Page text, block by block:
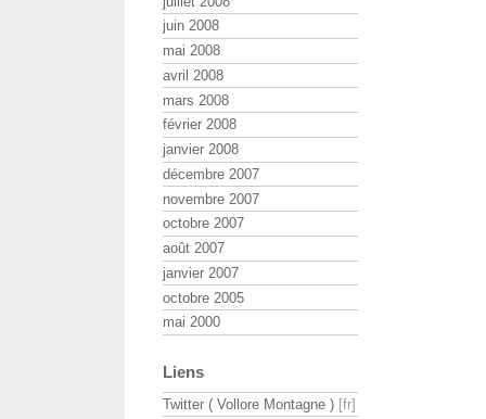
juin 2008
mai 2008
avril 2008
mars 2008
février 2008
janvier 2008
décembre 2007
novembre 2007
octobre 2007
août 2007
janvier 2007
octobre 2005
mai 2000
Liens
Twitter ( Vollore Montagne )